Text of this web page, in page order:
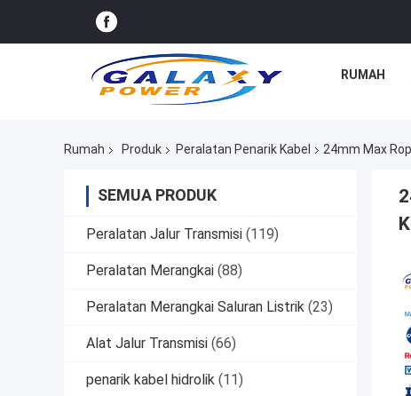
RUMAH
Rumah Produk Peralatan Penarik Kabel 24mm Max
SEMUA PRODUK
Peralatan Jalur Transmisi (119)
Peralatan Merangkai (88)
Peralatan Merangkai Saluran Listrik (23)
Alat Jalur Transmisi (66)
penarik kabel hidrolik (11)